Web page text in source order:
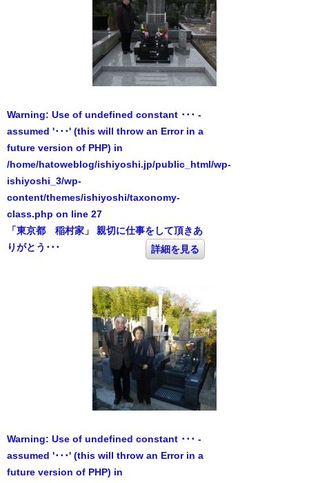
Warning: Use of undefined constant ･･･ -
assumed '･･･' (this will throw an Error in a
future version of PHP) in
/home/hatoweblog/ishiyoshi.jp/public_html/wp-
ishiyoshi_3/wp-
content/themes/ishiyoshi/taxonomy-
class.php on line 27
「東京都 稲村家」 親切に仕事をして頂きあ
りがとう･･･
詳細を見る
Warning: Use of undefined constant ･･･ -
assumed '･･･' (this will throw an Error in a
future version of PHP) in